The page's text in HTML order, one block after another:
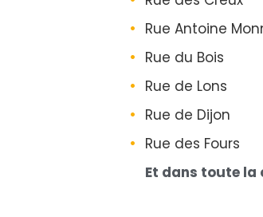
Rue Antoine
Rue du Bois
Rue de Lons
Rue de Dijon
Rue des Fours
Et dans toute